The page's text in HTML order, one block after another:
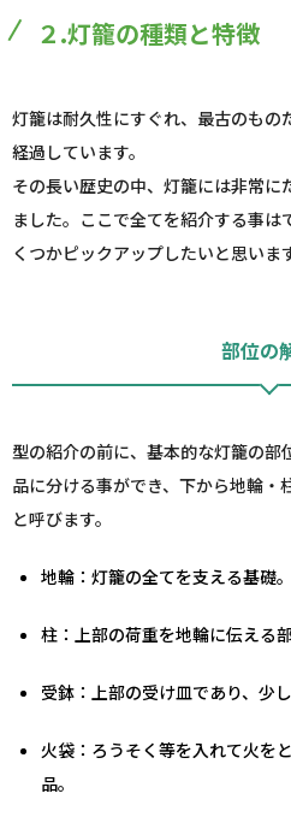
２.灯籠の種類と特徴
灯籠は耐久性にすぐれ、最古のもの
経過しています。
その長い歴史の中、灯籠には非常
ました。ここで全てを紹介する事
くつかピックアップしたいと思いま
部位の
型の紹介の前に、基本的な灯籠の部
品に分ける事ができ、下から地輪・
と呼びます。
地輪：灯籠の全てを支える基礎。
柱：上部の荷重を地輪に伝える部
受鉢：上部の受け皿であり、少
火袋：ろうそく等を入れて火を
品。